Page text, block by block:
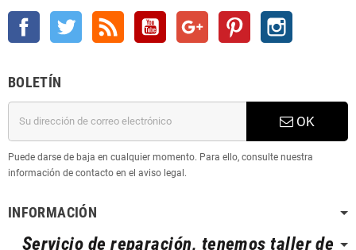
Facebook Twitter YouTube Google + Pinterest
BOLETÍN
OK
Puede darse de baja en cualquier momento. Para ello, consulte nuestra
información de contacto en el aviso legal.
INFORMACIÓN
Servicio de reparación, tenemos taller de